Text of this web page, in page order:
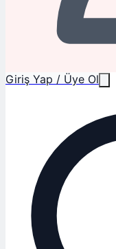
Giriş Yap / Üye Ol